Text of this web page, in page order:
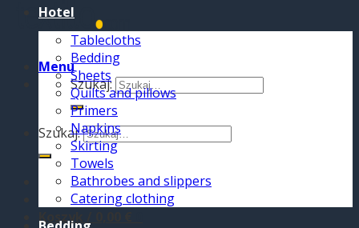
Menu
Szukaj:
Szukaj:
Koszyk /
Hotel
Tablecloths
Bedding
Sheets
Quilts and pillows
Primers
Napkins
Skirting
Towels
Bathrobes and slippers
Catering clothing